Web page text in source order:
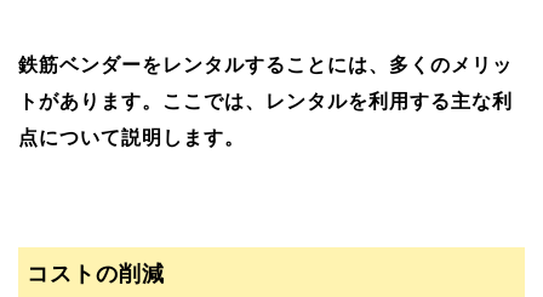
鉄筋ベンダーをレンタルすることには、多くのメリッ
トがあります。ここでは、レンタルを利用する主な利
点について説明します。
コストの削減